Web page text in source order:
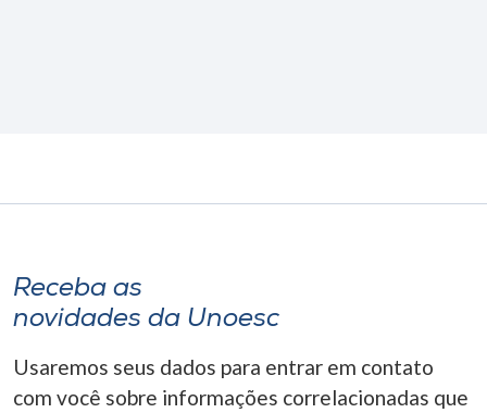
Receba as
novidades da Unoesc
Usaremos seus dados para entrar em contato
com você sobre informações correlacionadas que